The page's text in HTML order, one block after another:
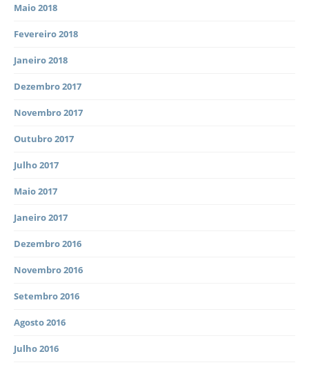
Maio 2018
Fevereiro 2018
Janeiro 2018
Dezembro 2017
Novembro 2017
Outubro 2017
Julho 2017
Maio 2017
Janeiro 2017
Dezembro 2016
Novembro 2016
Setembro 2016
Agosto 2016
Julho 2016